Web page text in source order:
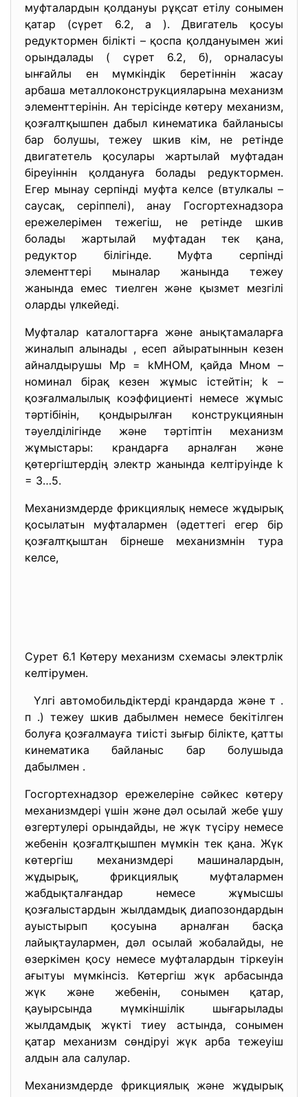
муфталардын қолдануы рұқсат етілу сонымен
қатар (сүрет 6.2, а ). Двигатель қосуы
редуктормен білікті – қоспа қолдануымен жиі
орындалады ( сүрет 6.2, б), орналасуы
ынғайлы ен мүмкіндік беретіннін жасау
арбаша металлоконструкцияларына механизм
элементтерінін. Ан терісінде көтеру механизм,
қозғалтқышпен дабыл кинематика байланысы
бар болушы, тежеу шкив кім, не ретінде
двигатетель қосулары жартылай муфтадан
біреуіннін қолдануға болады редуктормен.
Егер мынау серпінді муфта келсе (втулкалы –
саусақ, серіппелі), анау Госгортехнадзора
ережелерімен тежегіш, не ретінде шкив
болады жартылай муфтадан тек қана,
редуктор білігінде. Муфта серпінді
элементтері мыналар жанында тежеу
жанында емес тиелген және қызмет мезгілі
оларды үлкейеді.
Муфталар каталогтарға және анықтамаларға
жиналып алынады , есеп айыратыннын кезен
айналдырушы Мр = kМНОМ, қайда Мном –
номинал бірақ кезен жұмыс істейтін; k –
қозғалмалылық коэффициенті немесе жұмыс
тәртібінін, қондырылған конструкциянын
тәуелділігінде және тәртіптін механизм
жұмыстары: крандарға арналған және
қөтергіштердің электр жанында келтіруінде k
= 3…5.
Механизмдерде фрикциялық немесе жұдырық
қосылатын муфталармен (әдеттегі егер бір
қозғалтқыштан бірнеше механизмнін тура
келсе,
Сурет 6.1 Көтеру механизм схемасы электрлік
келтірумен.
Үлгі автомобильдіктерді крандарда және т .
п .) тежеу шкив дабылмен немесе бекітілген
болуға қозғалмауға тиісті зығыр білікте, қатты
кинематика байланыс бар болушыда
дабылмен .
Госгортехнадзор ережелеріне сәйкес көтеру
механизмдері үшін және дәл осылай жебе ұшу
өзгертулері орындайды, не жүк түсіру немесе
жебенін қозғалтқышпен мүмкін тек қана. Жүк
көтергіш механизмдері машиналардын,
жұдырық, фрикциялық муфталармен
жабдықталғандар немесе жұмысшы
қозғалыстардын жылдамдық диапозондардын
ауыстырып қосуына арналған басқа
лайықтаулармен, дәл осылай жобалайды, не
өзеркімен қосу немесе муфталардын тіркеуін
ағытуы мүмкінсіз. Көтергіш жүк арбасында
жүк және жебенін, сонымен қатар,
қауырсында мүмкіншілік шығарылады
жылдамдық жүкті тиеу астында, сонымен
қатар механизм сөндіруі жүк арба тежеуіш
алдын ала салулар.
Механизмдерде фрикциялық және жұдырық